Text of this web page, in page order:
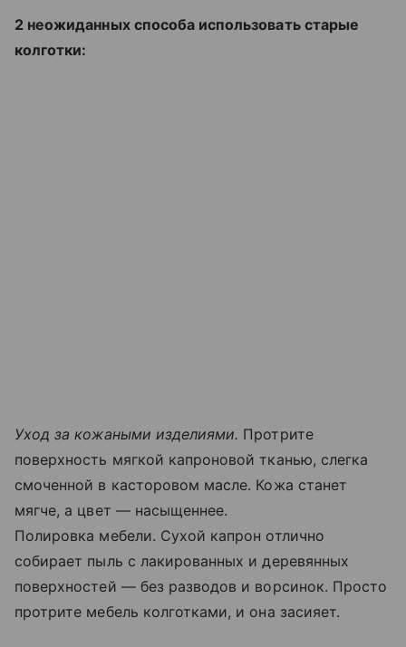
2 неожиданных способа использовать старые
колготки:
Уход за кожаными изделиями. Протрите
поверхность мягкой капроновой тканью, слегка
смоченной в касторовом масле. Кожа станет
мягче, а цвет — насыщеннее.
Полировка мебели. Сухой капрон отлично
собирает пыль с лакированных и деревянных
поверхностей — без разводов и ворсинок. Просто
протрите мебель колготками, и она засияет.